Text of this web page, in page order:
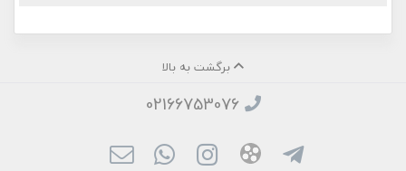
برگشت به بالا
02166753076